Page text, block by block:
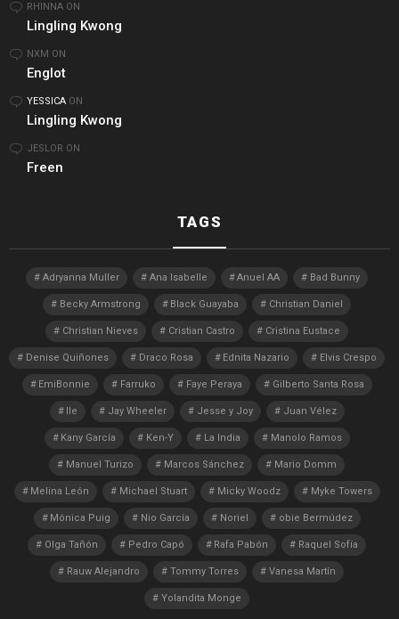
RHINNA ON
Lingling Kwong
NXM ON
Englot
YESSICA ON
Lingling Kwong
JESLOR ON
Freen
TAGS
Adryanna Muller Ana Isabelle Anuel AA Bad Bunny
Becky Armstrong Black Guayaba Christian Daniel
Christian Nieves Cristian Castro Cristina Eustace
Denise Quiñones Draco Rosa Ednita Nazario Elvis Crespo
EmiBonnie Farruko Faye Peraya Gilberto Santa Rosa
Ile Jay Wheeler Jesse y Joy Juan Vélez
Kany García Ken-Y La India Manolo Ramos
Manuel Turizo Marcos Sánchez Mario Domm
Melina León Michael Stuart Micky Woodz Myke Towers
Mónica Puig Nio García Noriel obie Bermúdez
Olga Tañón Pedro Capó Rafa Pabón Raquel Sofía
Rauw Alejandro Tommy Torres Vanesa Martín
Yolandita Monge